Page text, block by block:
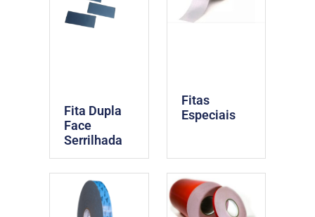
Fita Dupla
Face
Serrilhada
Fitas
Especiais